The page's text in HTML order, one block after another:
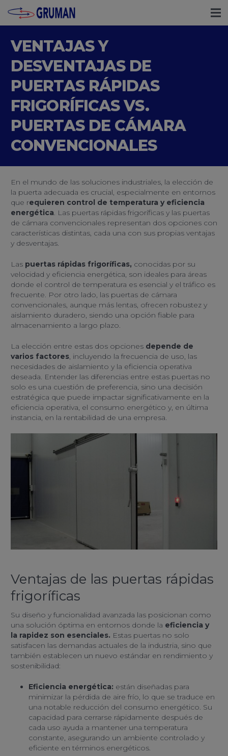
VENTAJAS Y
DESVENTAJAS DE
PUERTAS RÁPIDAS
FRIGORÍFICAS VS.
PUERTAS DE CÁMARA
CONVENCIONALES
En el mundo de las soluciones industriales, la elección de
la puerta adecuada es crucial, especialmente en entornos
que requieren control de temperatura y eficiencia
energética. Las puertas rápidas frigoríficas y las puertas
de cámara convencionales representan dos opciones con
características distintas, cada una con sus propias ventajas
y desventajas.
Las puertas rápidas frigoríficas, conocidas por su
velocidad y eficiencia energética, son ideales para áreas
donde el control de temperatura es esencial y el tráfico es
frecuente. Por otro lado, las puertas de cámara
convencionales, aunque más lentas, ofrecen robustez y
aislamiento duradero, siendo una opción fiable para
almacenamiento a largo plazo.
La elección entre estas dos opciones depende de
varios factores, incluyendo la frecuencia de uso, las
necesidades de aislamiento y la eficiencia operativa
deseada. Entender las diferencias entre estas puertas no
solo es una cuestión de preferencia, sino una decisión
estratégica que puede impactar significativamente en la
eficiencia operativa, el consumo energético y, en última
instancia, en la rentabilidad de una empresa.
Ventajas de las puertas rápidas
frigoríficas
Su diseño y funcionalidad avanzada las posicionan como
una solución óptima en entornos donde la eficiencia y
la rapidez son esenciales. Estas puertas no solo
satisfacen las demandas actuales de la industria, sino que
también establecen un nuevo estándar en rendimiento y
sostenibilidad:
Eficiencia energética: están diseñadas para
minimizar la pérdida de aire frío, lo que se traduce en
una notable reducción del consumo energético. Su
capacidad para cerrarse rápidamente después de
cada uso ayuda a mantener una temperatura
constante, asegurando un ambiente controlado y
eficiente en términos energéticos.